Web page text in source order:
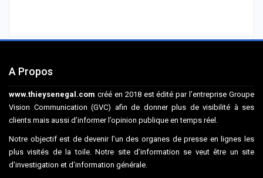
A Propos
www.thieysenegal.com créé en 2018 est édité par l’entreprise Groupe
Vision Communication (GVC) afin de donner plus de visibilité à ses
clients mais aussi d’informer l’opinion publique en temps réel.
Notre objectif est de devenir l’un des organes de presse en lignes les
plus visités de la toile. Notre site d’information se veut être un site
d’investigation et d’information générale.